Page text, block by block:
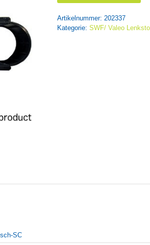
Artikelnummer: 202337
Kategorie: SWF/ Valeo
SC